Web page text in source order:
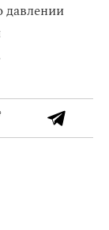
давлении